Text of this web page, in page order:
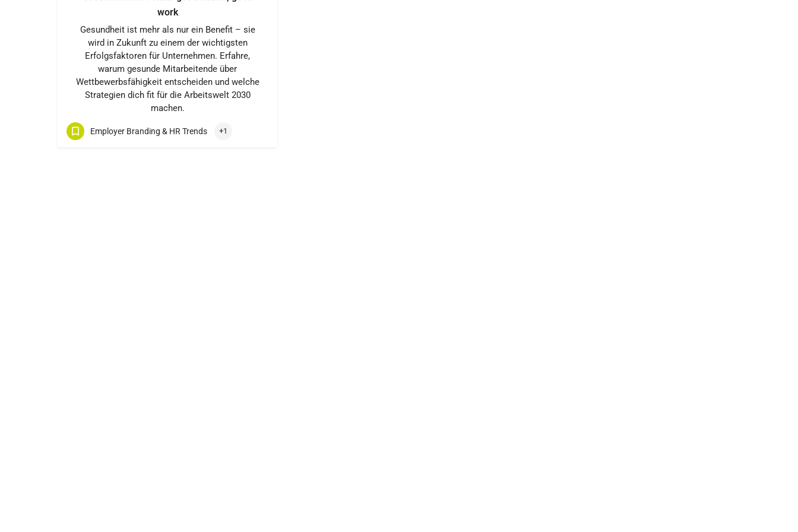
work
Gesundheit ist mehr als nur ein Benefit – sie
wird in Zukunft zu einem der wichtigsten
Erfolgsfaktoren für Unternehmen. Erfahre,
warum gesunde Mitarbeitende über
Wettbewerbsfähigkeit entscheiden und welche
Strategien dich fit für die Arbeitswelt 2030
machen.
Employer Branding & HR Trends +1